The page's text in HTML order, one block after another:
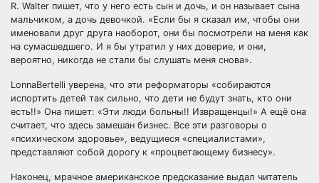
R. Walter пишет, что у него есть сын и дочь, и он называет сына
мальчиком, а дочь девочкой. «Если бы я сказал им, чтобы они
именовали друг друга наоборот, они бы посмотрели на меня как
на сумасшедшего. И я бы утратил у них доверие, и они,
вероятно, никогда не стали бы слушать меня снова».
LonnaBertelli уверена, что эти реформаторы «собираются
испортить детей так сильно, что дети не будут знать, кто они
есть!!» Она пишет: «Эти люди больны!! Извращенцы!» А ещё она
считает, что здесь замешан бизнес. Все эти разговоры о
«психическом здоровье», ведущиеся «специалистами»,
представляют собой дорогу к «процветающему бизнесу».
Наконец, мрачное американское предсказание выдал читатель